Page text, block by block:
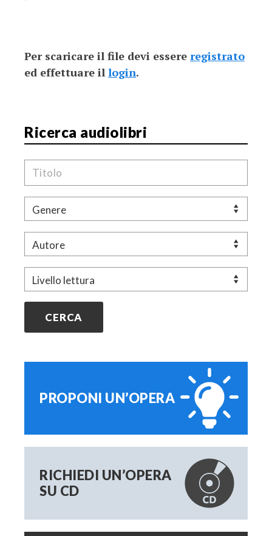
Per scaricare il file devi essere registrato
ed effettuare il login.
Ricerca audiolibri
PROPONI UN’OPERA
RICHIEDI UN’OPERA
SU CD